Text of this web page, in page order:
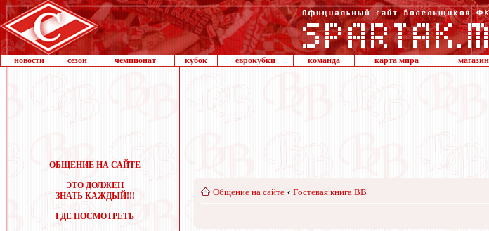
новости сезон чемпионат кубок еврокубки команда карта мира
ОБЩЕНИЕ НА САЙТЕ
ЭТО ДОЛЖЕН
ЗНАТЬ КАЖДЫЙ!!!
ГДЕ ПОСМОТРЕТЬ
Общение на сайте ‹ Гостевая книга ВВ